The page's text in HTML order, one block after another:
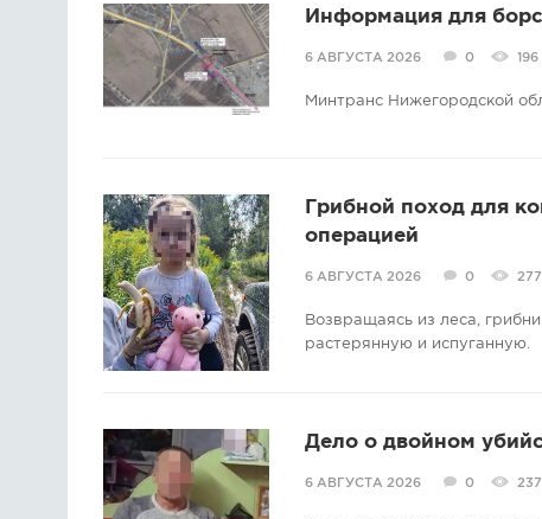
Информация для
6 АВГУСТА 2026 0 196
Минтранс Нижегородской
Грибной поход для
операцией
6 АВГУСТА 2026 0 277
Возвращаясь из леса,
растерянную и испуганную.
Дело о двойном
6 АВГУСТА 2026 0 237